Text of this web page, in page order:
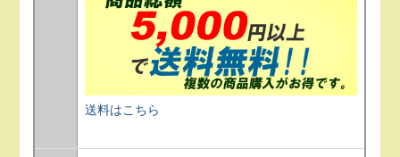
送料はこちら